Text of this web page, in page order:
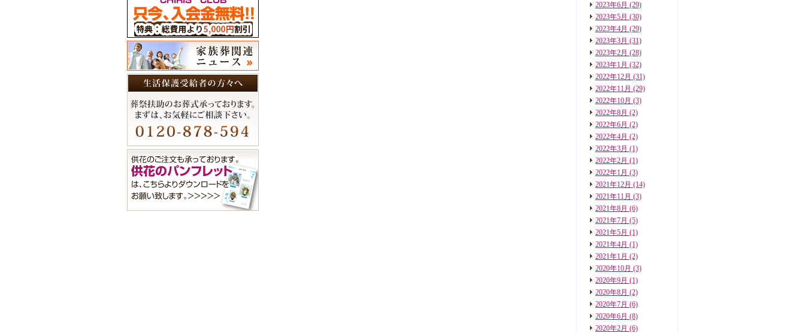
2023年6月 (29)
2023年5月 (30)
2023年4月 (29)
2023年3月 (31)
2023年2月 (28)
2023年1月 (32)
2022年12月 (31)
2022年11月 (29)
2022年10月 (3)
2022年8月 (2)
2022年6月 (2)
2022年4月 (2)
2022年3月 (1)
2022年2月 (1)
2022年1月 (3)
2021年12月 (14)
2021年11月 (3)
2021年8月 (6)
2021年7月 (5)
2021年5月 (1)
2021年4月 (1)
2021年1月 (2)
2020年10月 (3)
2020年9月 (1)
2020年8月 (2)
2020年7月 (6)
2020年6月 (8)
2020年2月 (6)